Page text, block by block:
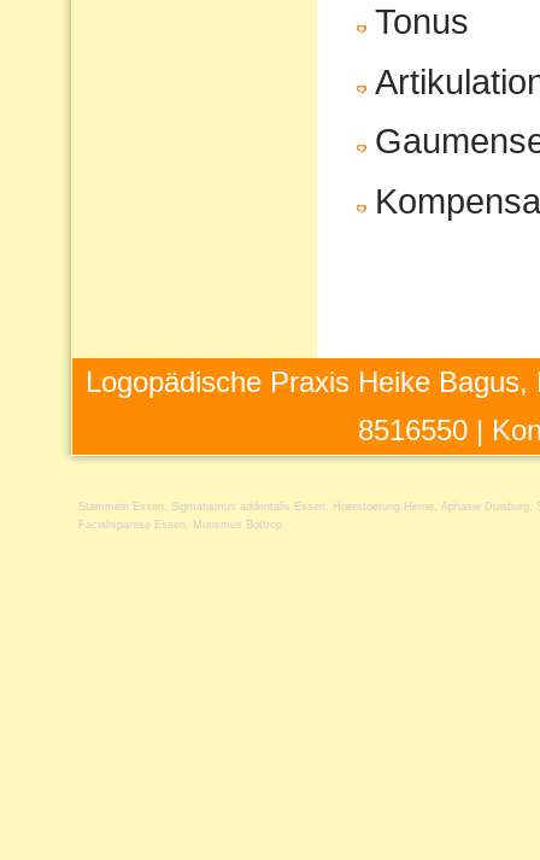
Tonus
Logopädische Praxis Heike
8516550 |
Stammeln Essen Sigmatismus addentalis Essen Hoerstoerung Herne Aphasie Duisburg
Facialisparese Essen
Mutismus Bottrop